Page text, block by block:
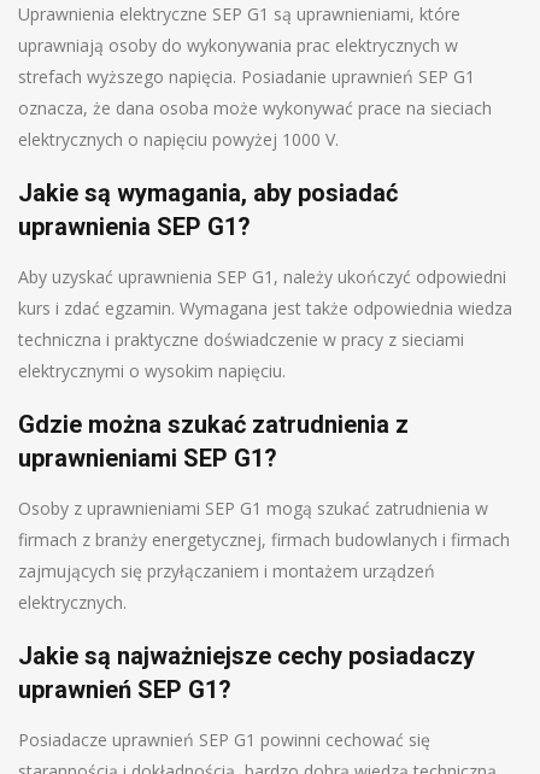
Uprawnienia elektryczne SEP G1 są uprawnieniami, które
uprawniają osoby do wykonywania prac elektrycznych w
strefach wyższego napięcia. Posiadanie uprawnień SEP G1
oznacza, że dana osoba może wykonywać prace na sieciach
elektrycznych o napięciu powyżej 1000 V.
Jakie są wymagania, aby posiadać
uprawnienia SEP G1?
Aby uzyskać uprawnienia SEP G1, należy ukończyć odpowiedni
kurs i zdać egzamin. Wymagana jest także odpowiednia wiedza
techniczna i praktyczne doświadczenie w pracy z sieciami
elektrycznymi o wysokim napięciu.
Gdzie można szukać zatrudnienia z
uprawnieniami SEP G1?
Osoby z uprawnieniami SEP G1 mogą szukać zatrudnienia w
firmach z branży energetycznej, firmach budowlanych i firmach
zajmujących się przyłączaniem i montażem urządzeń
elektrycznych.
Jakie są najważniejsze cechy posiadaczy
uprawnień SEP G1?
Posiadacze uprawnień SEP G1 powinni cechować się